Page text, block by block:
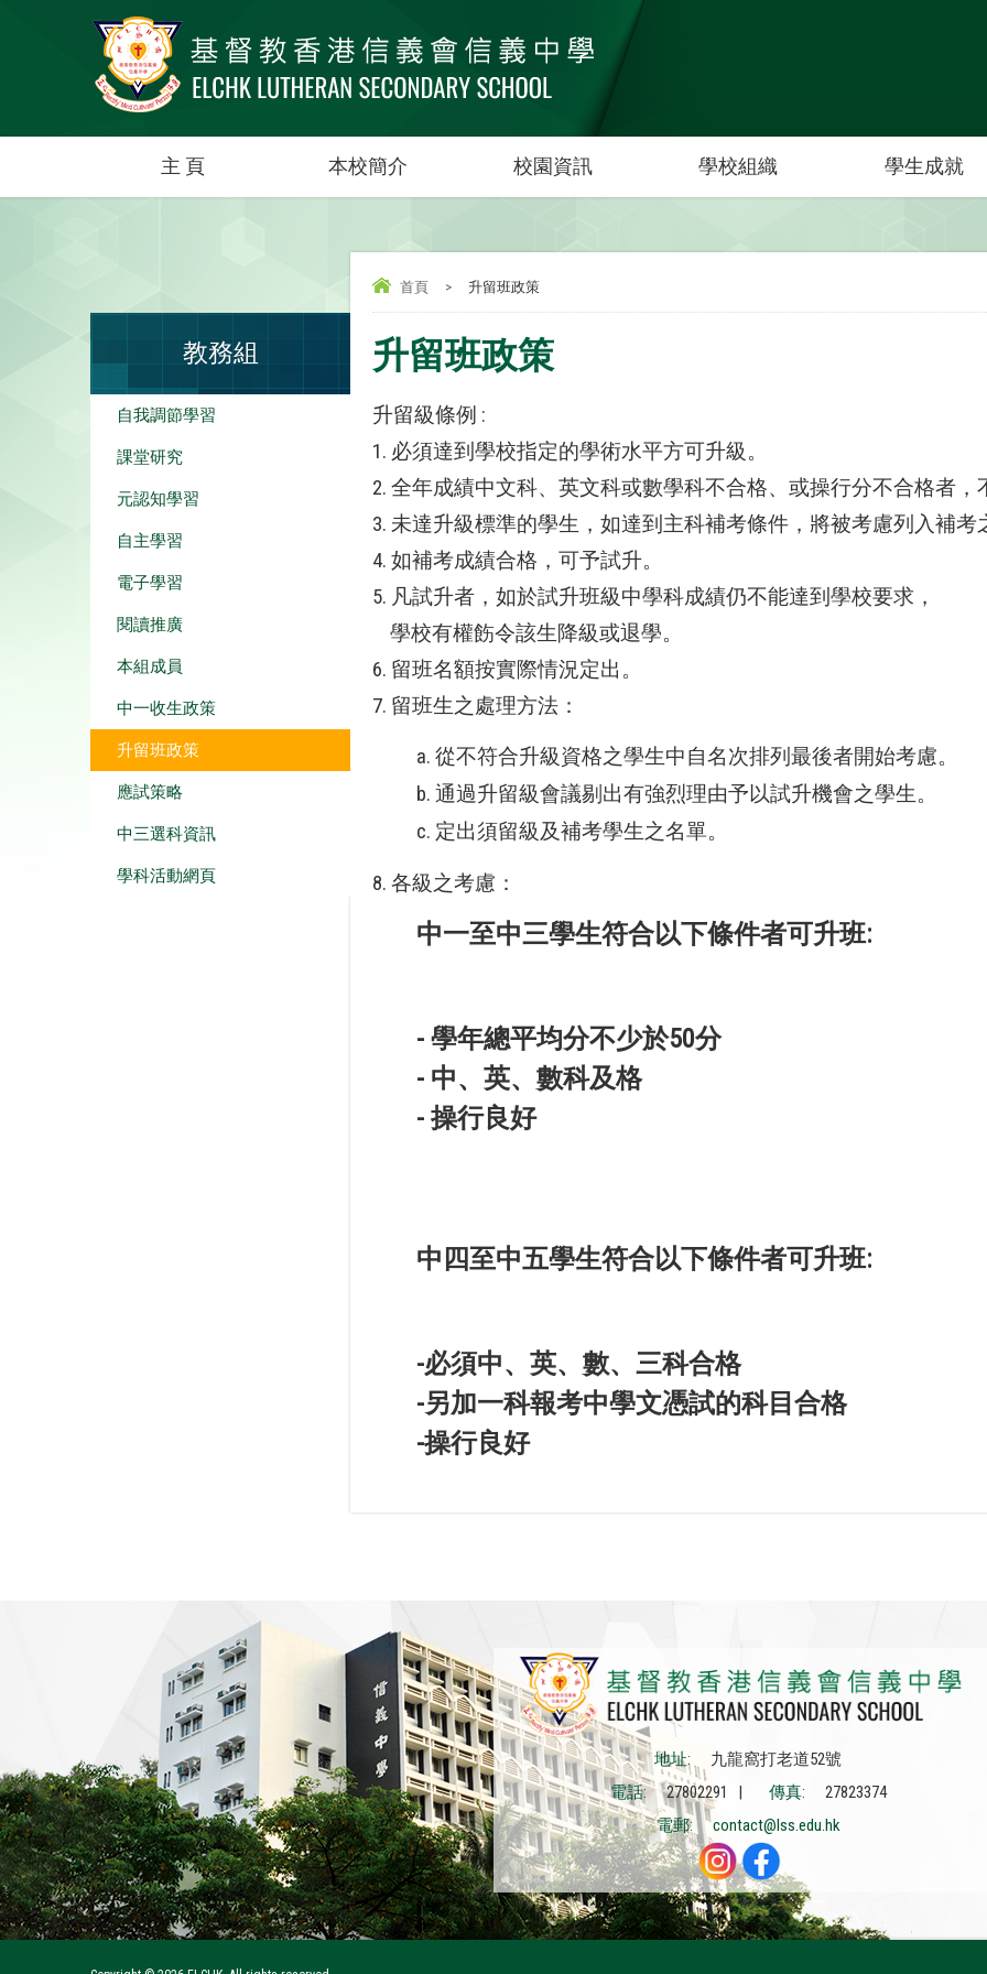
主 頁 本校簡介 校園資訊 學校組織 學生成就
首頁 > 升留班政策
升留班政策
升留級條例 :
1. 必須達到學校指定的學術水平方可升級。
2. 全年成績中文科、英文科或數學科不合格、或操行分不合格者，
3. 未達升級標準的學生，如達到主科補考條件，將被考慮列入補考
4. 如補考成績合格，可予試升。
5. 凡試升者，如於試升班級中學科成績仍不能達到學校要求，
學校有權飭令該生降級或退學。
6. 留班名額按實際情況定出。
7. 留班生之處理方法：
a. 從不符合升級資格之學生中自名次排列最後者開始考慮。
b. 通過升留級會議剔出有強烈理由予以試升機會之學生。
c. 定出須留級及補考學生之名單。
8. 各級之考慮：
中一至中三學生符合以下條件者可升班:
- 學年總平均分不少於50分
- 中、英、數科及格
- 操行良好
中四至中五學生符合以下條件者可升班:
-必須中、英、數、三科合格
-另加一科報考中學文憑試的科目合格
-操行良好
教務組
自我調節學習
課堂研究
元認知學習
自主學習
電子學習
閱讀推廣
本組成員
中一收生政策
升留班政策
應試策略
中三選科資訊
學科活動網頁
地址:
九龍窩打老道52號
電話:
27802291 | 傳真:
27823374
電郵:
contact@lss.edu.hk